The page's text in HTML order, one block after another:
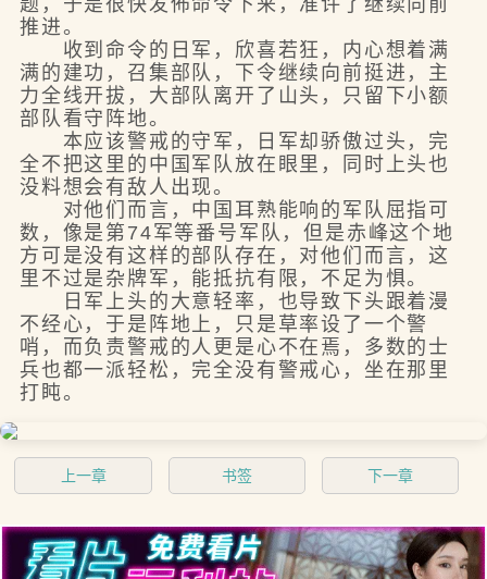
题，于是很快发佈命令下来，准许了继续向前
推进。
收到命令的日军，欣喜若狂，内心想着满
满的建功，召集部队，下令继续向前挺进，主
力全线开拔，大部队离开了山头，只留下小额
部队看守阵地。
本应该警戒的守军，日军却骄傲过头，完
全不把这里的中国军队放在眼里，同时上头也
没料想会有敌人出现。
对他们而言，中国耳熟能响的军队屈指可
数，像是第74军等番号军队，但是赤峰这个地
方可是没有这样的部队存在，对他们而言，这
里不过是杂牌军，能抵抗有限，不足为惧。
日军上头的大意轻率，也导致下头跟着漫
不经心，于是阵地上，只是草率设了一个警
哨，而负责警戒的人更是心不在焉，多数的士
兵也都一派轻松，完全没有警戒心，坐在那里
打盹。
上一章 书签 下一章